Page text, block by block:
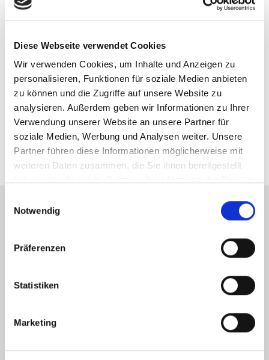
Diese Webseite verwendet Cookies
Wir verwenden Cookies, um Inhalte und Anzeigen zu
personalisieren, Funktionen für soziale Medien anbieten
zu können und die Zugriffe auf unsere Website zu
analysieren. Außerdem geben wir Informationen zu Ihrer
Verwendung unserer Website an unsere Partner für
soziale Medien, Werbung und Analysen weiter. Unsere
Partner führen diese Informationen möglicherweise mit
weiteren Daten zusammen, die Sie ihnen bereitgestellt
Notwendig
Präferenzen
Statistiken
Marketing
Frau Sarah Zickler
Telefon: 00497121164419
Telefax: 00497121164444
sz@zicklerimmobilien.de